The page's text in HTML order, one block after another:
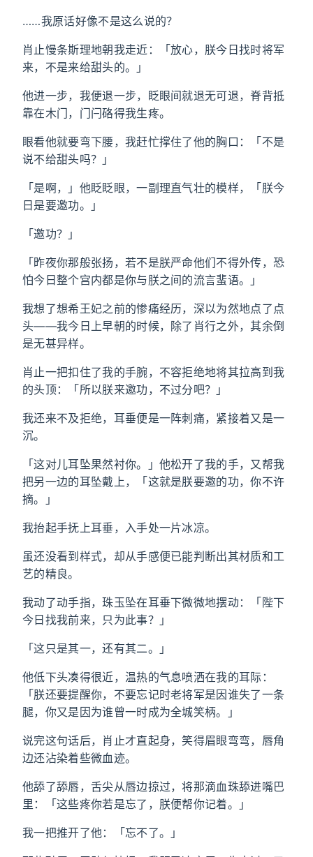
……我原话好像不是这么说的？
肖止慢条斯理地朝我走近：「放心，朕今日找时将军
来，不是来给甜头的。」
他进一步，我便退一步，眨眼间就退无可退，脊背抵
靠在木门，门闩硌得我生疼。
眼看他就要弯下腰，我赶忙撑住了他的胸口：「不是
说不给甜头吗？」
「是啊，」他眨眨眼，一副理直气壮的模样，「朕今
日是要邀功。」
「邀功？」
「昨夜你那般张扬，若不是朕严命他们不得外传，恐
怕今日整个宫内都是你与朕之间的流言蜚语。」
我想了想希王妃之前的惨痛经历，深以为然地点了点
头——我今日上早朝的时候，除了肖行之外，其余倒
是无甚异样。
肖止一把扣住了我的手腕，不容拒绝地将其拉高到我
的头顶：「所以朕来邀功，不过分吧？」
我还来不及拒绝，耳垂便是一阵刺痛，紧接着又是一
沉。
「这对儿耳坠果然衬你。」他松开了我的手，又帮我
把另一边的耳坠戴上，「这就是朕要邀的功，你不许
摘。」
我抬起手抚上耳垂，入手处一片冰凉。
虽还没看到样式，却从手感便已能判断出其材质和工
艺的精良。
我动了动手指，珠玉坠在耳垂下微微地摆动：「陛下
今日找我前来，只为此事？」
「这只是其一，还有其二。」
他低下头凑得很近，温热的气息喷洒在我的耳际：
「朕还要提醒你，不要忘记时老将军是因谁失了一条
腿，你又是因为谁曾一时成为全城笑柄。」
说完这句话后，肖止才直起身，笑得眉眼弯弯，唇角
边还沾染着些微血迹。
他舔了舔唇，舌尖从唇边掠过，将那滴血珠舔进嘴巴
里：「这些疼你若是忘了，朕便帮你记着。」
我一把推开了他：「忘不了。」